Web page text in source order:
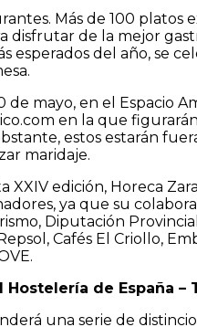
Más de 100 platos
disfrutar de la mejor
esperados del año, se
de mayo, en el Espacio
en la que
estos estarán
maridaje.
XXIV edición, Horeca
ya que su
Diputación
Cafés El Criollo,
Hostelería de España –
una serie de